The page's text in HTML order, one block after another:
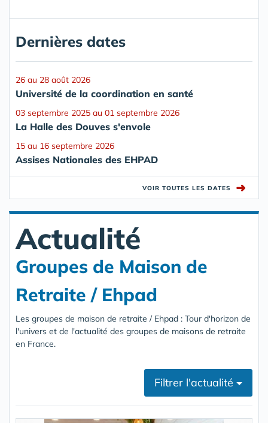
Dernières dates
26 au 28 août 2026
Université de la coordination en santé
03 septembre 2025 au 01 septembre 2026
La Halle des Douves s'envole
15 au 16 septembre 2026
Assises Nationales des EHPAD
VOIR TOUTES LES DATES ➜
Actualité
Groupes de Maison de
Retraite / Ehpad
Les groupes de maison de retraite / Ehpad : Tour d'horizon de
l'univers et de l'actualité des groupes de maisons de retraite
en France.
Filtrer l'actualité